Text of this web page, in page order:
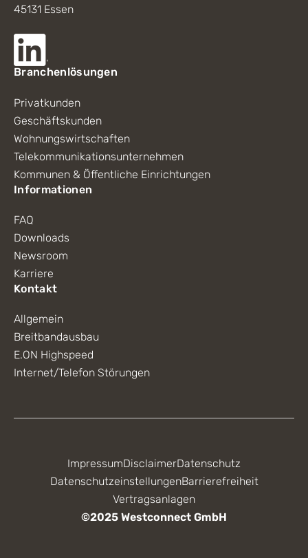
45131 Essen
Branchenlösungen
Privatkunden
Geschäftskunden
Wohnungswirtschaften
Telekommunikationsunternehmen
Kommunen & Öffentliche Einrichtungen
Informationen
FAQ
Downloads
Newsroom
Karriere
Kontakt
Allgemein
Breitbandausbau
E.ON Highspeed
Internet/Telefon Störungen
©2025 Westconnect GmbH
ImpressumDisclaimerDatenschutz
DatenschutzeinstellungenBarrierefreiheit
Vertragsanlagen